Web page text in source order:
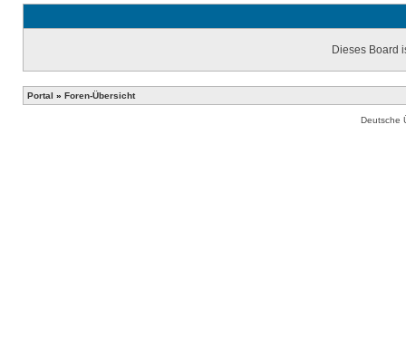
Dieses Board
Portal » Foren-Übersicht
Deutsche